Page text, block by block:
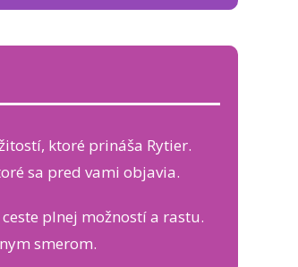
ktoré prináša Rytier.
sa pred vami objavia.
plnej možností a rastu.
smerom.